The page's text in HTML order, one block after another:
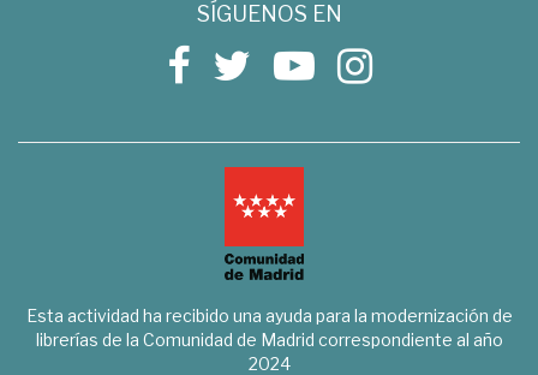
SÍGUENOS EN
Esta actividad ha recibido una ayuda para la modernización de
librerías de la Comunidad de Madrid correspondiente al año
2024